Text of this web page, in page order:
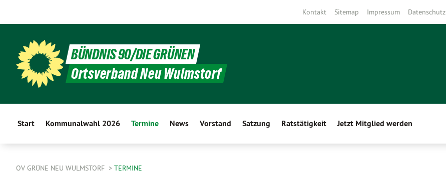
Kontakt Sitemap Impressum Datenschutz
BÜNDNIS 90/DIE GRÜNEN
Ortsverband Neu Wulmstorf
Start Kommunalwahl 2026 Termine News Vorstand Satzung Ratstätigkeit Jetzt Mitglied werden
OV GRÜNE NEU WULMSTORF TERMINE